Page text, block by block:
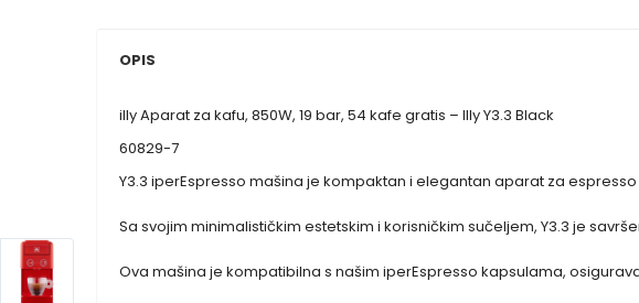
OPIS
illy Aparat za kafu, 850W, 19 bar, 54 kafe gratis – Illy Y3.3 Black
60829-7
Y3.3 iperEspresso mašina je kompaktan i elegantan aparat za
Sa svojim minimalističkim estetskim i korisničkim sučeljem, Y3.3 je
Ova mašina je kompatibilna s našim iperEspresso kapsulama,